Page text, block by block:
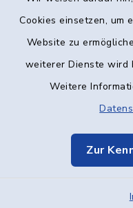
Cookies einsetzen, um
Website zu
weiterer Dienste wird
Weitere
Zur